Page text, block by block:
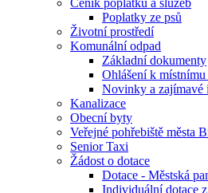
Ceník poplatků a služeb
Poplatky ze psů
Životní prostředí
Komunální odpad
Základní dokumenty
Ohlášení k
Novinky a zajímavé
Kanalizace
Obecní byty
Veřejné pohřebiště města
Senior Taxi
Žádost o dotace
Dotace - Městská
Individuální dotace